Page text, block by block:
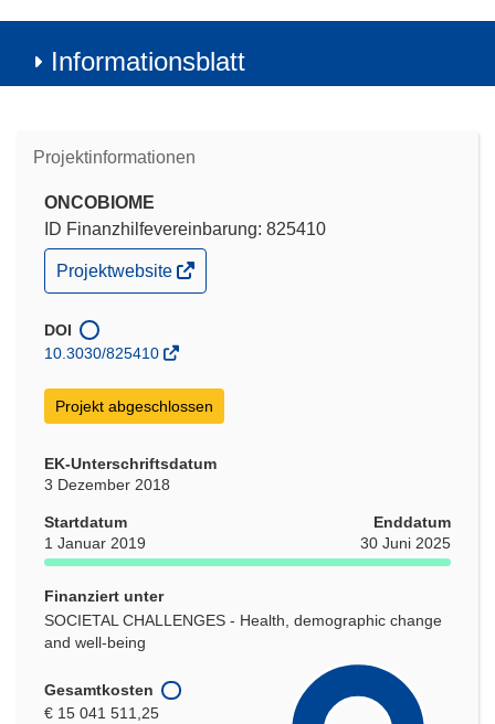
Informationsblatt
Projektinformationen
ONCOBIOME
ID Finanzhilfevereinbarung: 825410
(öffnet
in
Fenster)
Projektwebsite
DOI
10.3030/825410
Projekt abgeschlossen
EK-Unterschriftsdatum
3 Dezember 2018
Startdatum
1 Januar 2019
Enddatum
30 Juni 2025
Finanziert unter
SOCIETAL CHALLENGES - Health, demographic change
and well-being
Gesamtkosten
€ 15 041 511,25